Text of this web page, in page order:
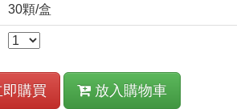
30顆/盒
即購買 放入購物車